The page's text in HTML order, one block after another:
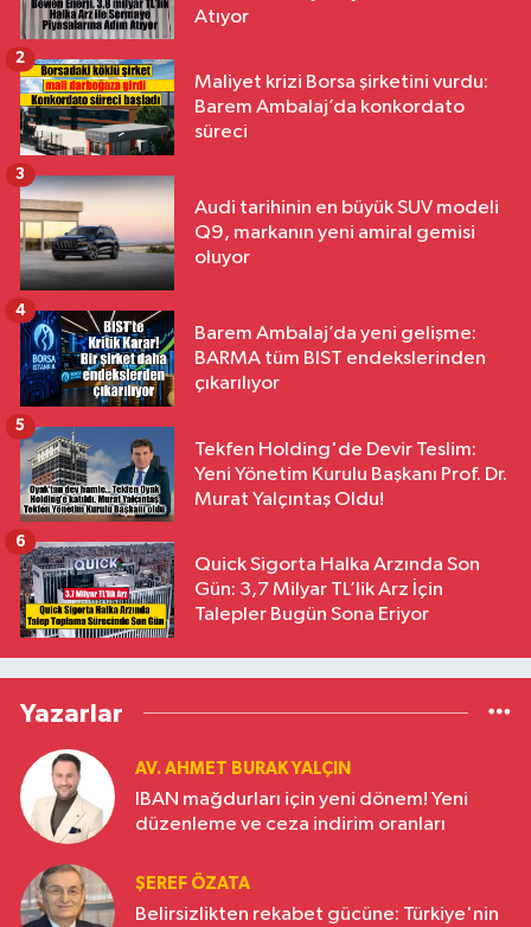
Atıyor
Maliyet krizi Borsa şirketini vurdu:
Barem Ambalaj’da konkordato
süreci
2
Audi tarihinin en büyük SUV modeli
Q9, markanın yeni amiral gemisi
oluyor
3
Barem Ambalaj’da yeni gelişme:
BARMA tüm BIST endekslerinden
çıkarılıyor
4
Tekfen Holding'de Devir Teslim:
Yeni Yönetim Kurulu Başkanı Prof. Dr.
Murat Yalçıntaş Oldu!
5
Quick Sigorta Halka Arzında Son
Gün: 3,7 Milyar TL’lik Arz İçin
Talepler Bugün Sona Eriyor
6
Yazarlar
AV. AHMET BURAK YALÇIN
IBAN mağdurları için yeni dönem! Yeni
düzenleme ve ceza indirim oranları
ŞEREF ÖZATA
Belirsizlikten rekabet gücüne: Türkiye'nin